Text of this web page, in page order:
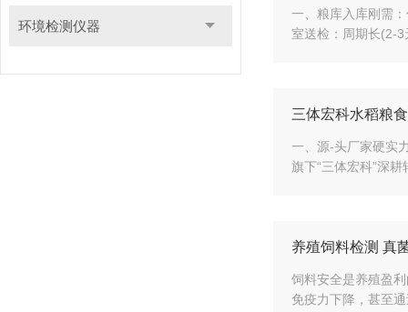
环境检测仪器
一、粮库入库刚需
室送检：周期长(2-
三体宏科水稻粮
一、源-头厂家硬实
旗下“三体宏科”深
养殖饲料检测 真
饲料安全是养殖盈
免疫力下降，甚至